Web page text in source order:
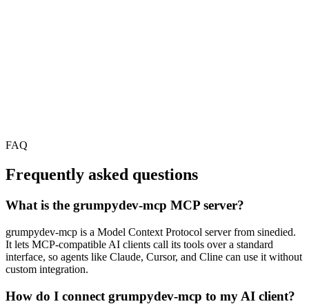
FAQ
Frequently asked questions
What is the grumpydev-mcp MCP server?
grumpydev-mcp is a Model Context Protocol server from sinedied.
It lets MCP-compatible AI clients call its tools over a standard
interface, so agents like Claude, Cursor, and Cline can use it without
custom integration.
How do I connect grumpydev-mcp to my AI client?